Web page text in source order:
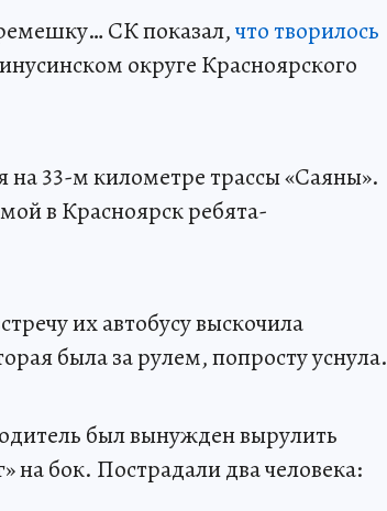
СК показал,что творилось
округе Красноярского
33-м километре трассы «Саяны».
в Красноярск ребята-
их автобусу выскочила
была за рулем, попросту уснула.
был вынужден вырулить
на бок. Пострадали два человека: